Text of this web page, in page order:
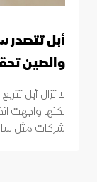
والصين
لا تزال أبل
لكنها واجهت
شركات مثل